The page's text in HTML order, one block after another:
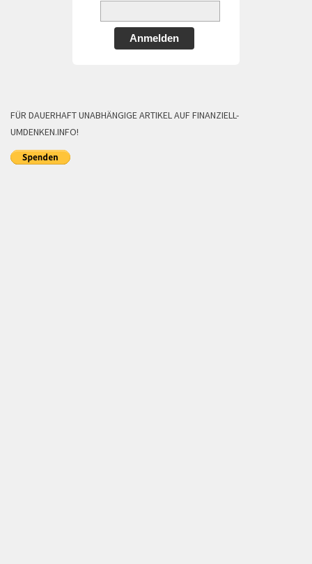
Anmelden
FÜR DAUERHAFT UNABHÄNGIGE ARTIKEL AUF FINANZIELL-
UMDENKEN.INFO!